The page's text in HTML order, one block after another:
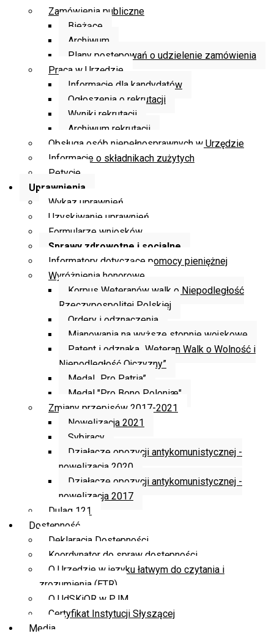
Zamówienia publiczne
Bieżące
Archiwum
Plany postępowań o udzielenie zamówienia
Praca w Urzędzie
Informacje dla kandydatów
Ogłoszenia o rekrutacji
Wyniki rekrutacji
Archiwum rekrutacji
Obsługa osób niepełnosprawnych w Urzędzie
Informacje o składnikach zużytych
Petycje
Uprawnienia
Wykaz uprawnień
Uzyskiwanie uprawnień
Formularze wniosków
Sprawy zdrowotne i socjalne
Informatory dotyczące pomocy pieniężnej
Wyróżnienia honorowe
Korpus Weteranów walk o Niepodległość
Rzeczypospolitej Polskiej
Ordery i odznaczenia
Mianowania na wyższe stopnie wojskowe
Patent i odznaka „Weteran Walk o Wolność i
Niepodległość Ojczyzny”
Medal „Pro Patria”
Medal "Pro Bono Poloniæ"
Zmiany przepisów 2017-2021
Nowelizacja 2021
Sybiracy
Działacze opozycji antykomunistycznej -
nowelizacja 2020
Działacze opozycji antykomunistycznej -
nowelizacja 2017
Dulag 121
Dostępność
Deklaracja Dostępności
Koordynator do spraw dostępności
O Urzędzie w języku łatwym do czytania i
zrozumienia (ETR)
O UdSKiOR w PJM
Certyfikat Instytucji Słyszącej
Media